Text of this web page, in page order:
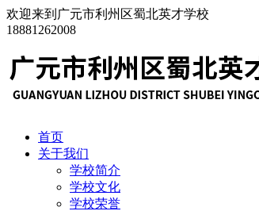
欢迎来到广元市利州区蜀北英才学校
18881262008
首页
关于我们
学校简介
学校文化
学校荣誉